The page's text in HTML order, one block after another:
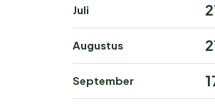
Juli
Augustus
September